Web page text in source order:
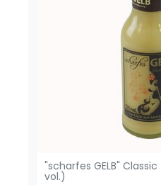
"scharfes GELB"
vol.)